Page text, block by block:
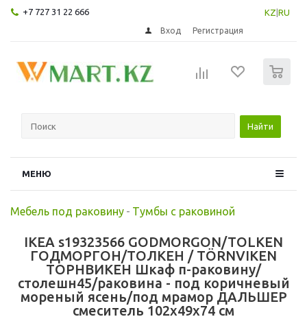
+7 727 31 22 666 KZ RU
Вход Регистрация
Найти
МЕНЮ
Мебель под раковину - Тумбы с раковиной
IKEA s19323566 GODMORGON/TOLKEN
ГОДМОРГОН/ТОЛКЕН / TÖRNVIKEN
ТОРНВИКЕН Шкаф п-раковину/
столешн45/раковина - под коричневый
мореный ясень/под мрамор ДАЛЬШЕР
смеситель 102x49x74 см